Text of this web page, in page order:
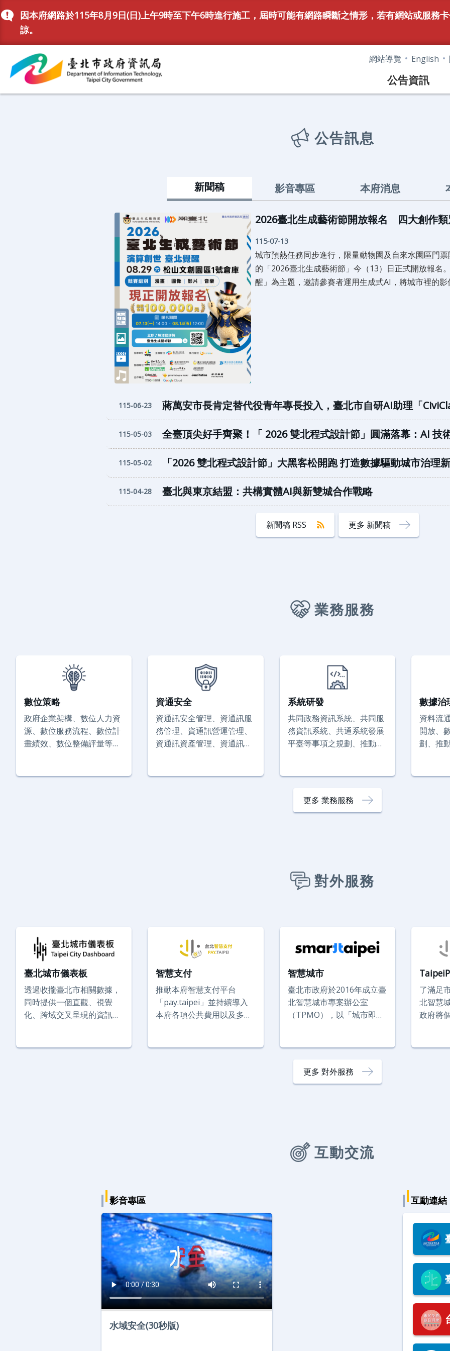
跳到主要內容區塊
因本府網路於115年8月9日(日)上午9時至下午6時進行施工，屆時可能有網路瞬斷之情形，若有網站或服務
諒。
網站導覽 English
公告資訊
公告訊息
新聞稿 影音專區 本府消息
2026臺北生成藝術節開放報名 四大創作
115-07-13
城市預熱任務同步進行，限量動物園及自來水園區門
的「2026臺北生成藝術節」今（13）日正式開放報名
醒」為主題，邀請參賽者運用生成式AI，將城市裡的
115-06-23 蔣萬安市長肯定替代役青年專長投入，臺北市自研AI助理「
115-05-03 全臺頂尖好手齊聚！「 2026 雙北程式設計節」圓滿落幕：AI 技術
115-05-02 「2026 雙北程式設計節」大黑客松開跑 打造數據驅動城市治理
115-04-28 臺北與東京結盟：共構實體AI與新雙城合作戰略
新聞稿 RSS 更多 新聞稿
業務服務
數位策略
政府企業架構、數位人力資
源、數位服務流程、數位計
畫績效、數位整備評量等事
資通安全
資通訊安全管理、資通訊服
務管理、資通訊營運管理、
資通訊資產管理、資通訊用
系統研發
共同政務資訊系統、共同服
務資訊系統、共通系統發展
平臺等事項之規劃、推動及
數據治
資料流
開放、
劃、推
更多 業務服務
對外服務
臺北城市儀表板
透過收攏臺北市相關數據，
同時提供一個直觀、視覺
化、跨域交叉呈現的資訊視
智慧支付
推動本府智慧支付平台
「pay.taipei」並持續導入
本府各項公共費用以及多元
供櫃台、繳費機、場館門票
智慧城市
臺北市政府於2016年成立臺
北智慧城市專案辦公室
（TPMO），以「城市即為
者創意與資源，讓業者提出
的解決方案在城市中進行實
驗，即智慧城市的概念驗證
城」。
了滿足
北智慧
政府將
服務的
更多 對外服務
互動交流
影音專區
水域安全(30秒版)
互動連結